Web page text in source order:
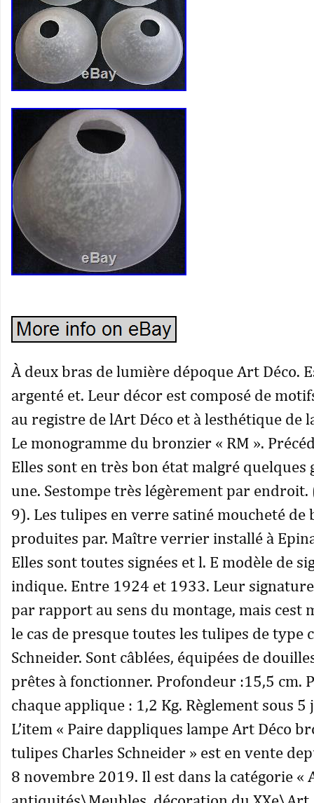
À deux bras de lumière dépoque Art Déco.
argenté et. Leur décor est composé de
au registre de lArt Déco et à lesthétique de
Le monogramme du bronzier « RM ».
Elles sont en très bon état malgré quelques
une. Sestompe très légèrement par
9). Les tulipes en verre satiné moucheté de
produites par. Maître verrier installé à
Elles sont toutes signées et l. E modèle de
indique. Entre 1924 et 1933. Leur
par rapport au sens du montage, mais cest
le cas de presque toutes les tulipes de type
Schneider. Sont câblées, équipées de
prêtes à fonctionner. Profondeur :15,5 cm.
chaque applique : 1,2 Kg. Règlement sous 5
L’item « Paire dappliques lampe Art Déco
tulipes Charles Schneider » est en vente
8 novembre 2019. Il est dans la catégorie «